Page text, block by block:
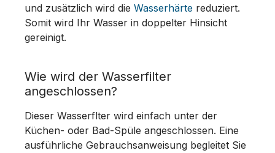
und zusätzlich wird die Wasserhärte reduziert.
Somit wird Ihr Wasser in doppelter Hinsicht
gereinigt.
Wie wird der Wasserfilter
angeschlossen?
Dieser Wasserflter wird einfach unter der
Küchen- oder Bad-Spüle angeschlossen. Eine
ausführliche Gebrauchsanweisung begleitet Sie